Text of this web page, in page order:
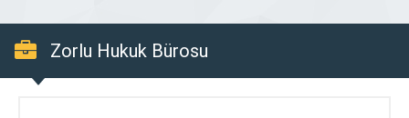
Zorlu Hukuk Bürosu